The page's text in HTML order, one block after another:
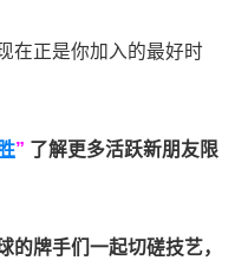
在正是你加入的最好时
” 了解更多活跃新朋友限
的牌手们一起切磋技艺，